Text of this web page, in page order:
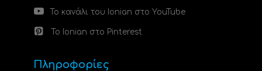
Το κανάλι του Ionian στο YouTube
Το Ionian στο Pinterest
Πληροφορίες